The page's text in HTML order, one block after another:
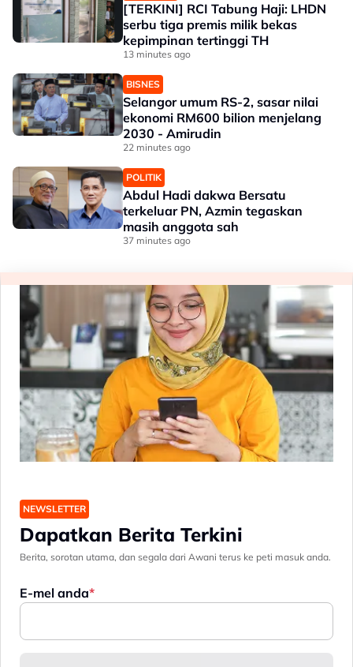
[TERKINI] RCI Tabung Haji: LHDN
serbu tiga premis milik bekas
kepimpinan tertinggi TH
13 minutes ago
BISNES
Selangor umum RS-2, sasar nilai
ekonomi RM600 bilion menjelang
2030 - Amirudin
22 minutes ago
POLITIK
Abdul Hadi dakwa Bersatu
terkeluar PN, Azmin tegaskan
masih anggota sah
37 minutes ago
NEWSLETTER
Dapatkan Berita Terkini
Berita, sorotan utama, dan segala dari Awani terus ke peti masuk anda.
E-mel anda